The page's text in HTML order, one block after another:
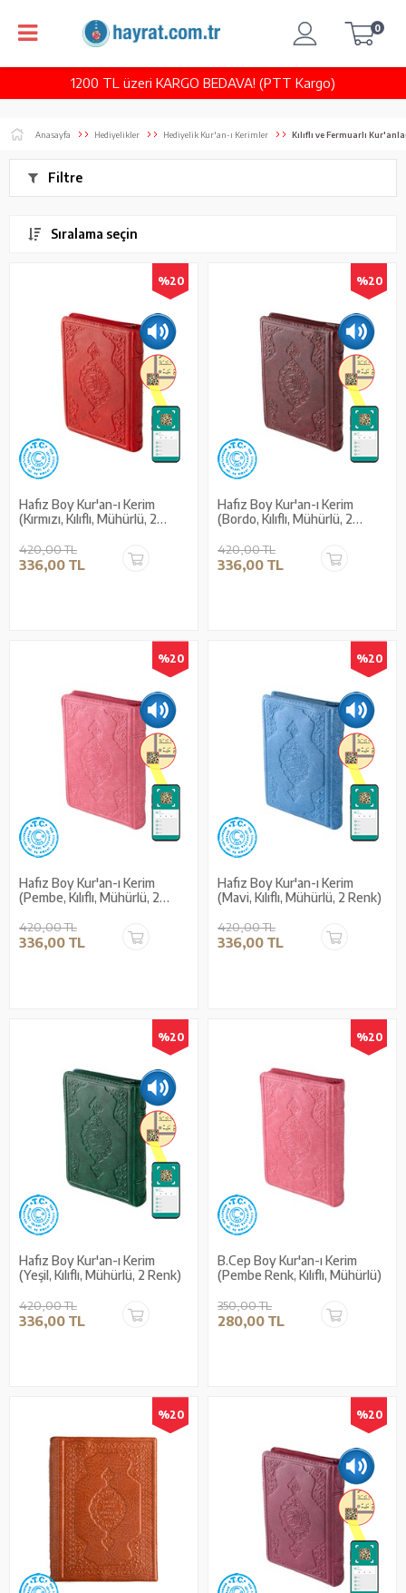
1200 TL üzeri KARGO BEDAVA! (PTT Kargo)
0
Anasayfa Hediyelikler Hediyelik Kur'an-ı Kerimler Kılıflı ve Fermuarlı
Filtre
Sıralama seçin
%20
Hafız Boy Kur'an-ı Kerim
(Kırmızı, Kılıflı, Mühürlü, 2
420,00 TL
336,00 TL
%20
Hafız Boy Kur'an-ı Kerim
(Bordo, Kılıflı, Mühürlü, 2
420,00 TL
336,00 TL
%20
Hafız Boy Kur'an-ı Kerim
(Pembe, Kılıflı, Mühürlü, 2
420,00 TL
336,00 TL
%20
Hafız Boy Kur'an-ı Kerim
(Mavi, Kılıflı, Mühürlü, 2 Renk)
420,00 TL
336,00 TL
%20
Hafız Boy Kur'an-ı Kerim
(Yeşil, Kılıflı, Mühürlü, 2 Renk)
420,00 TL
336,00 TL
%20
B.Cep Boy Kur'an-ı Kerim
(Pembe Renk, Kılıflı, Mühürlü)
350,00 TL
280,00 TL
%20 %20